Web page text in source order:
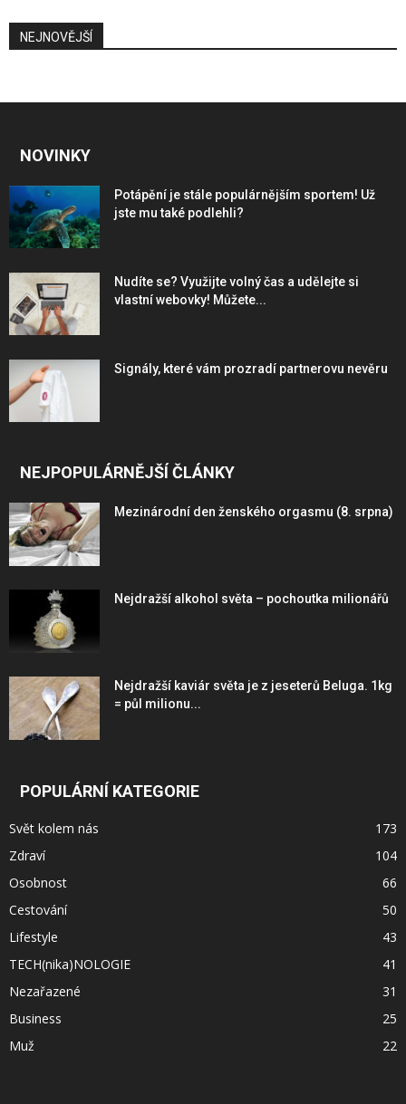
NEJNOVĚJŠÍ
NOVINKY
Potápění je stále populárnějším sportem! Už
jste mu také podlehli?
Nudíte se? Využijte volný čas a udělejte si
vlastní webovky! Můžete...
Signály, které vám prozradí partnerovu nevěru
NEJPOPULÁRNĚJŠÍ ČLÁNKY
Mezinárodní den ženského orgasmu (8. srpna)
Nejdražší alkohol světa – pochoutka milionářů
Nejdražší kaviár světa je z jeseterů Beluga. 1kg
= půl milionu...
POPULÁRNÍ KATEGORIE
Svět kolem nás
173
Zdraví
104
Osobnost
66
Cestování
50
Lifestyle
43
TECH(nika)NOLOGIE
41
Nezařazené
31
Business
25
Muž
22